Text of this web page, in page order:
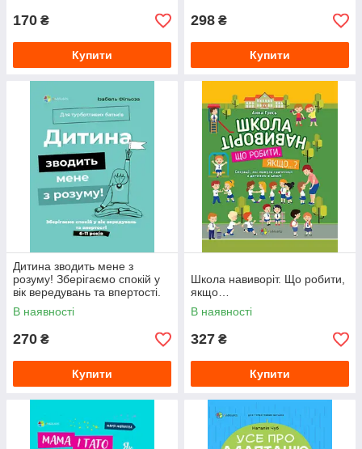
170 ₴
Купити
298 ₴
Купити
Дитина зводить мене з
розуму! Зберігаємо спокій у
вік вередувань та впертості.
6–11 років
В наявності
270 ₴
Купити
Школа навиворіт. Що робити,
якщо…
В наявності
327 ₴
Купити